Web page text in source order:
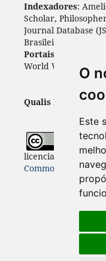
O
Este
Indexadores:
Scholar,
Journal Database
Brasileiro, DOAJ,
Portais
World Wide Science.
Qualis Periódicos -
Todo
licenciado sob a
Commons 4.0 (CC